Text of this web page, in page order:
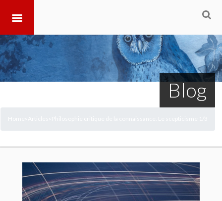
Blog